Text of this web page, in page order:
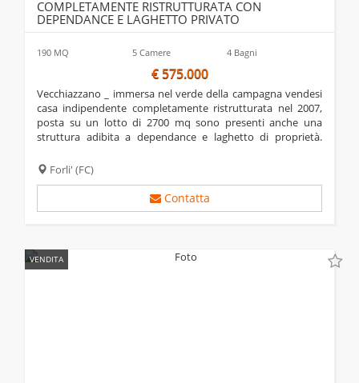
COMPLETAMENTE RISTRUTTURATA CON
DEPENDANCE E LAGHETTO PRIVATO
190 MQ 5 Camere 4 Bagni
€ 575.000
vecchiazzano _ immersa nel verde della campagna vendesi
casa indipendente completamente ristrutturata nel 2007,
posta su un lotto di 2700 mq sono presenti anche una
struttura adibita a dependance e laghetto di proprietà.
da ingresso dal portico che ci...
Forli' (FC)
Contatta
VENDITA